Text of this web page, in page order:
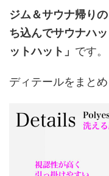
ジム＆サウナ帰り
ち込んでサウナハ
ットハット」 です。
ディテールをまとめ